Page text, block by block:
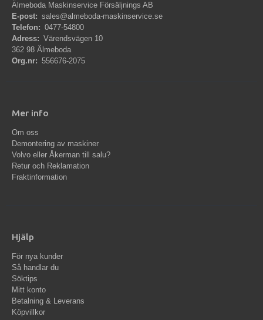
Älmeboda Maskinservice Försäljnings AB
E-post: sales@almeboda-maskinservice.se
Telefon: 0477-54800
Adress: Värendsvägen 10
362 98 Älmeboda
Org.nr: 556676-2075
Mer info
Om oss
Demontering av maskiner
Volvo eller Åkerman till salu?
Retur och Reklamation
Fraktinformation
Hjälp
För nya kunder
Så handlar du
Söktips
Mitt konto
Betalning & Leverans
Köpvillkor